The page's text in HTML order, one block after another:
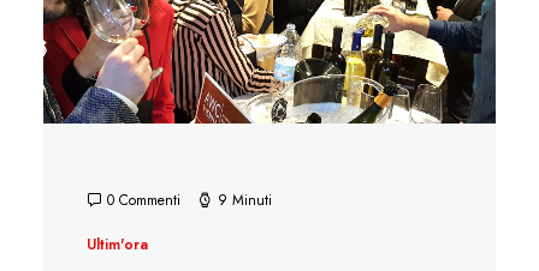
0 Commenti 9 Minuti
Ultim'ora